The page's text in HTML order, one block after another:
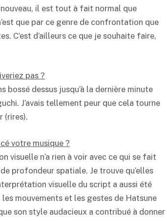
il est tout à fait normal que
que par ce genre de confrontation que
C’est d’ailleurs ce que je souhaite faire,
pas ?
bossé dessus jusqu’à la dernière minute
J’avais tellement peur que cela tourne
(rires).
votre musique ?
visuelle n’a rien à voir avec ce qui se fait
profondeur spatiale. Je trouve qu’elles
visuelle du script a aussi été
mouvements et les gestes de Hatsune
son style audacieux a contribué à donner